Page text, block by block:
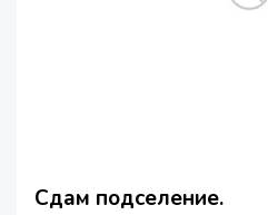
Сдам подселение.